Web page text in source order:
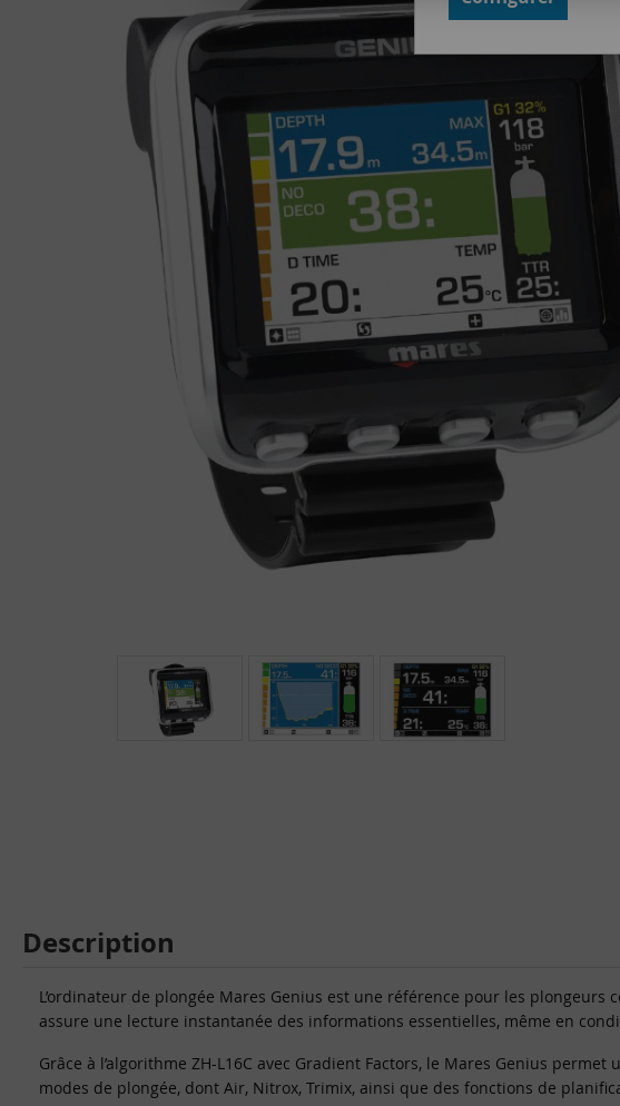
Description
L’ordinateur de plongée Mares Genius est une référence pour les
assure une lecture instantanée des informations essentielles, même en
Grâce à l’algorithme ZH-L16C avec Gradient Factors, le Mares Genius
modes de plongée, dont Air, Nitrox, Trimix, ainsi que des fonctions de